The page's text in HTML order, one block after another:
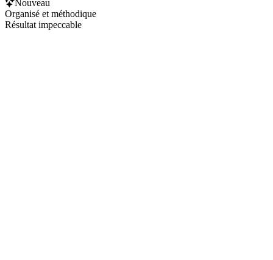
Nouveau
Organisé et méthodique
Résultat impeccable